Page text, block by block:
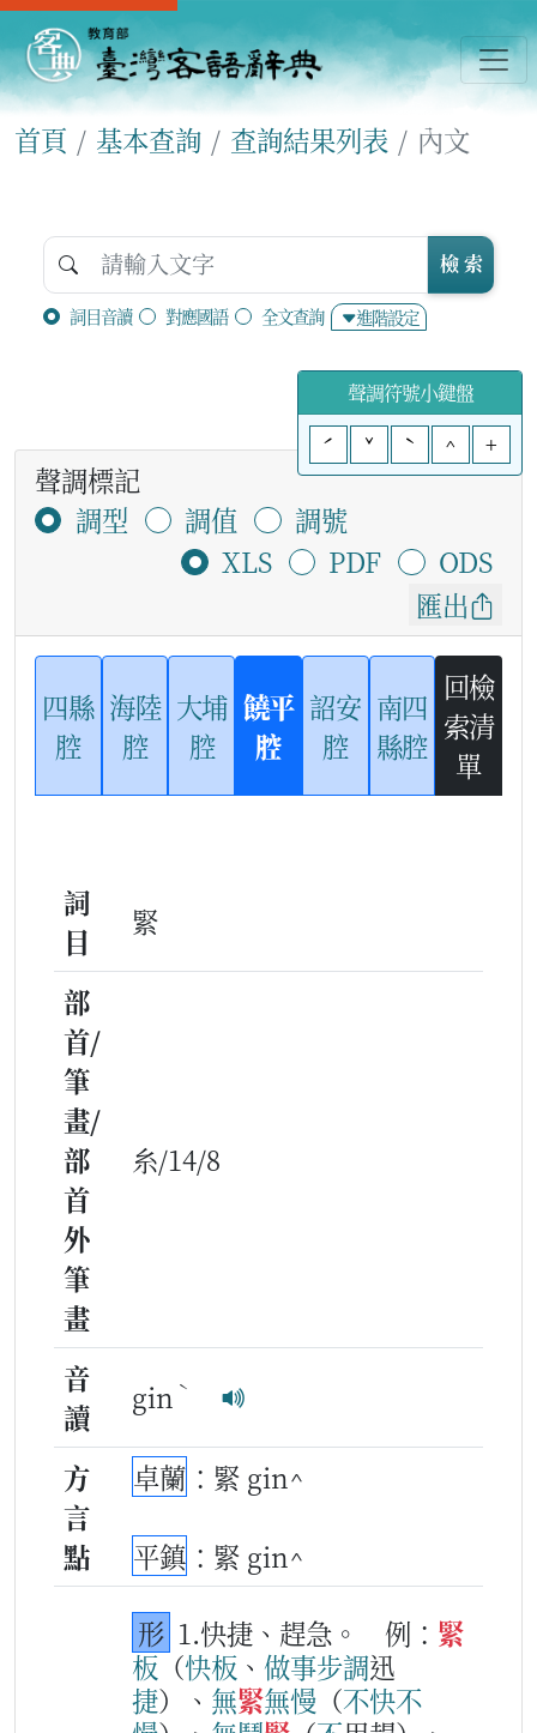
首頁 基本查詢 查詢結果列表 內文
詞目音讀 對應國語 全文查詢 進階設定
檢 索
聲調符號小鍵盤
ˊ
ˇ ˋ ^ +
聲調標記
調型
調值
調號
XLS
PDF
ODS
匯出
四縣
腔
海陸
腔
大埔
腔
饒平
腔
詔安
腔
南四
縣腔
回檢
索清
單
詞
目
緊
部
首/
筆
畫/
部
首
外
筆
畫
糸/14/8
音
讀
gin ˋ
方
言
點
卓蘭 ：緊 gin^
平鎮 ：緊 gin^
形 1.快捷、趕急。 例： 緊
板（快板 、 做事步調迅
捷）、 無緊無慢 （不快不